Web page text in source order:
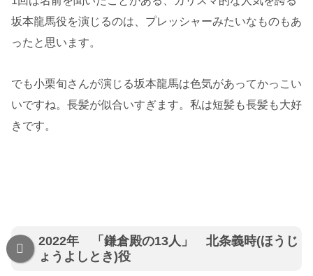
坂本龍馬役を演じるのは、プレッシャーみたいなものもあ
ったと思います。
でも小栗旬さんが演じる坂本龍馬は色気があってかっこい
いですね。長髪が似合いすぎます。私は短髪も長髪も大好
きです。
2022年 「鎌倉殿の13人」 北条義時(ほうじ
ょうよしとき)役